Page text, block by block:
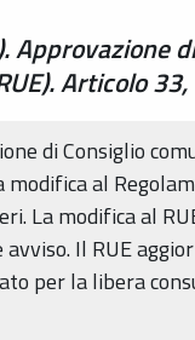
Approvazione
Articolo
di Consiglio
al
La modifica al
Il RUE
per la libera